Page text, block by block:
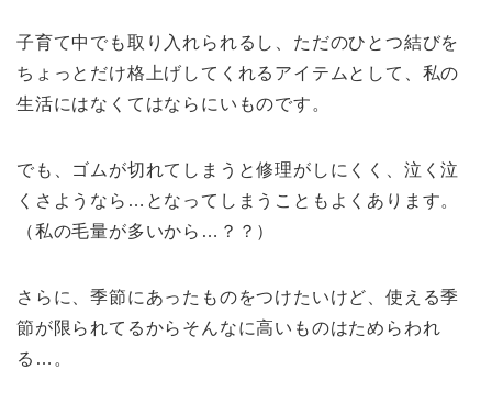
子育て中でも取り入れられるし、ただのひとつ結びを
ちょっとだけ格上げしてくれるアイテムとして、私の
生活にはなくてはならにいものです。
でも、ゴムが切れてしまうと修理がしにくく、泣く泣
くさようなら…となってしまうこともよくあります。
（私の毛量が多いから…？？）
さらに、季節にあったものをつけたいけど、使える季
節が限られてるからそんなに高いものはためらわれ
る…。